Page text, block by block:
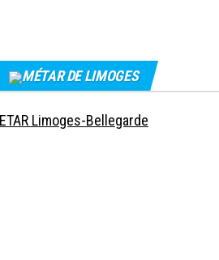
MÉTAR DE LIMOGES
Limoges-Bellegarde